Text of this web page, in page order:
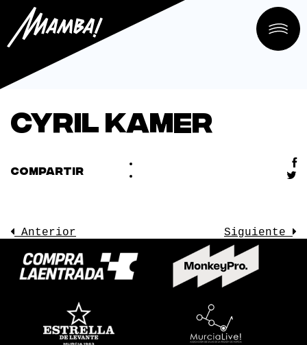
LA SALA
EVENTOS
PRÓXIMOS
CONSÍGUELA
PULSERA
Cyril Kamer
COMPARTIR
Anterior Siguiente